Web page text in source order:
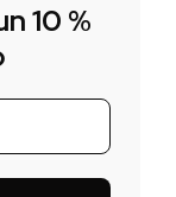
10 %